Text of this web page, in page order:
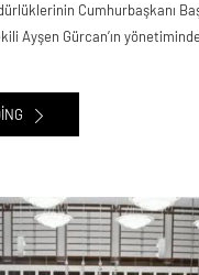
Cumhurbaşkanı
Ayşen Gürcan’ın